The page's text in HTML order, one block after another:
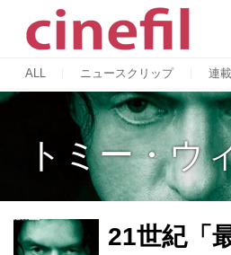
ALL ニュースクリップ 連載
トミー・ウ
21世紀「